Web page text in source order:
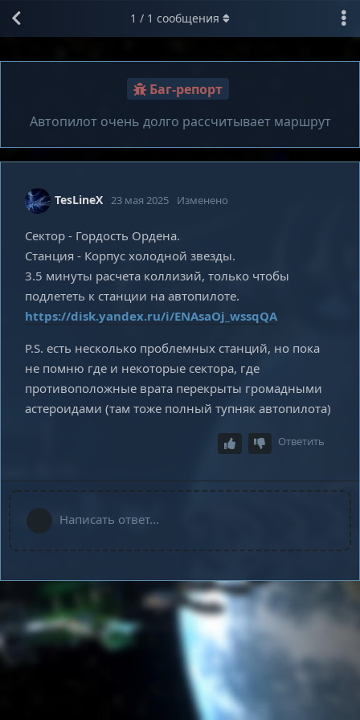
Баг-репорт
Автопилот очень долго рассчитывает маршрут
1 / 1 сообщения
TesLineX 23 мая 2025 Изменено
Сектор - Гордость Ордена.
Станция - Корпус холодной звезды.
3.5 минуты расчета коллизий, только чтобы
подлететь к станции на автопилоте.
https://disk.yandex.ru/i/ENAsaOj_wssqQA
P.S. есть несколько проблемных станций, но пока
не помню где и некоторые сектора, где
противоположные врата перекрыты громадными
астероидами (там тоже полный тупняк автопилота)
Ответить
Написать ответ...